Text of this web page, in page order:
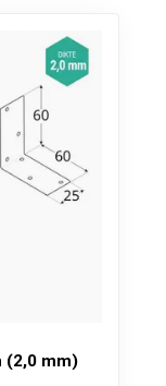
(2,0 mm)